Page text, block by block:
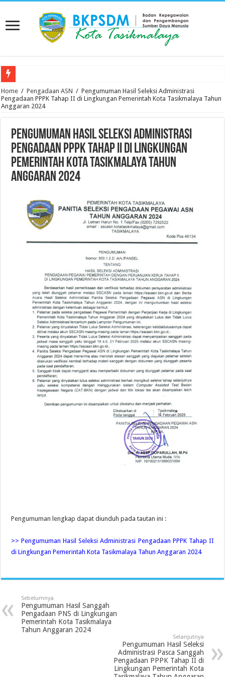
Sinergi Antar Daerah: BKPSDM Kota Tasikmalaya Terima Kunjungan Kerja
Home / Pengadaan ASN / Pengumuman Hasil Seleksi Administrasi
Pengadaan PPPK Tahap II di Lingkungan Pemerintah Kota Tasikmalaya Tahun
Anggaran 2024
Pengumuman Hasil Seleksi Administrasi
Pengadaan PPPK Tahap II di Lingkungan
Pemerintah Kota Tasikmalaya Tahun
Anggaran 2024
Pengumuman lengkap dapat diunduh pada tautan ini :
>> Pengumuman Hasil Seleksi Administrasi Pengadaan PPPK Tahap II
di Lingkungan Pemerintah Kota Tasikmalaya Tahun Anggaran 2024
Sebelumnya
Pengumuman Hasil Sanggah
Pengadaan PNS di Lingkungan
Pemerintah Kota Tasikmalaya
Tahun Anggaran 2024
Selanjutnya
Pengumuman Hasil Seleksi
Administrasi Pasca Sanggah
Pengadaan PPPK Tahap II di
Lingkungan Pemerintah Kota